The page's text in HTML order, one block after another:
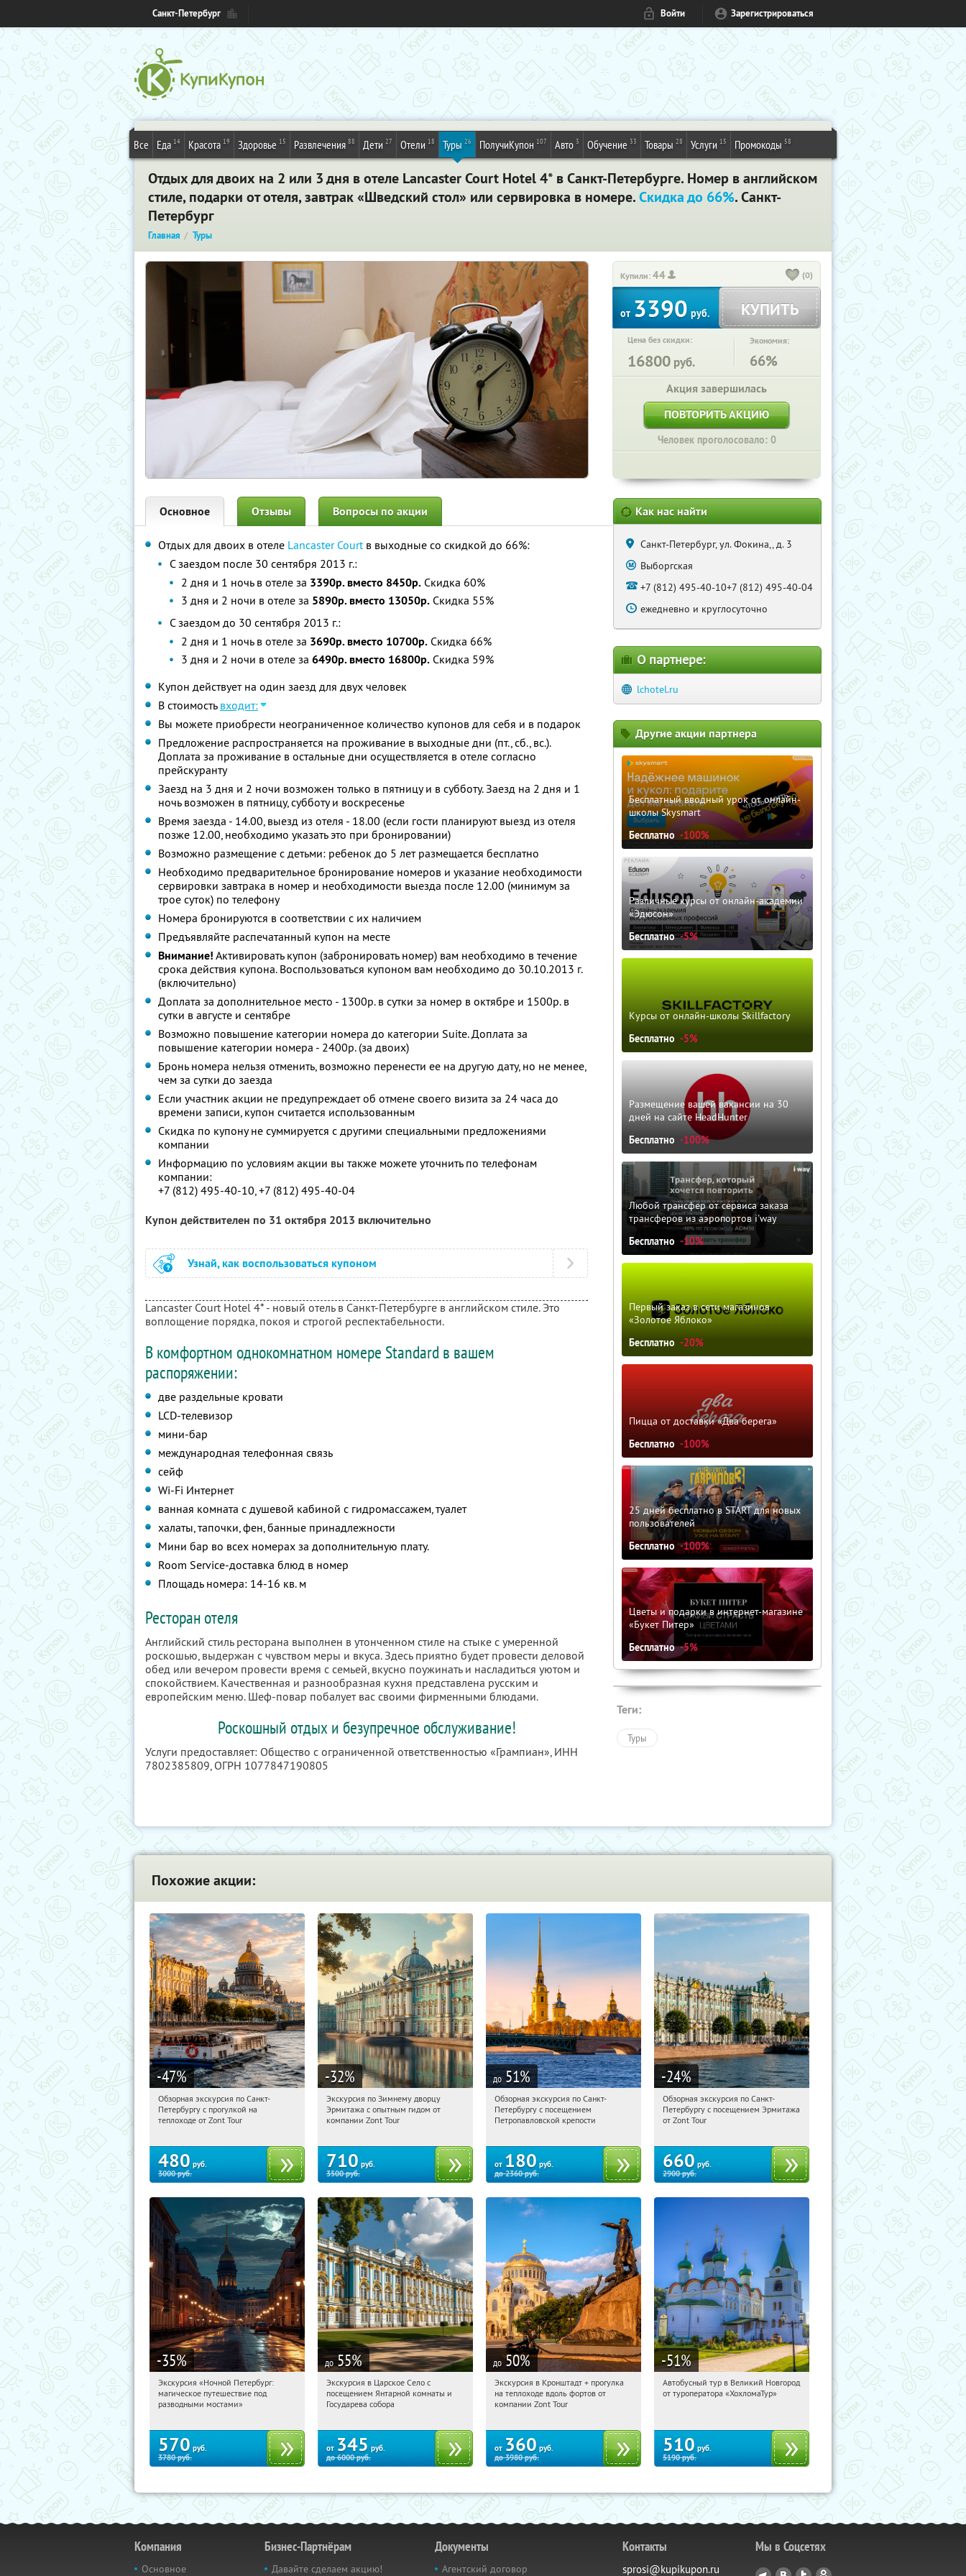
Санкт-Петербург Войти Зарегистрироваться
Все Еда 14 Красота 19 Здоровье 15 Развлечения 88 Дети 27 Отели 18 Туры 26 ПолучиКупон 107 Авто 3 Обучение 33 Товары 28 Услуги 15 Промокоды 58
Отдых для двоих на 2 или 3 дня в отеле Lancaster Court Hotel 4* в Санкт-Петербурге. Номер в английском
стиле, подарки от отеля, завтрак «Шведский стол» или сервировка в номере.Скидка до 66%. Санкт-
Петербург
Главная Туры
Купили:44 (0)
от 3390 руб. КУПИТЬ
Цена без скидки:
16800 руб.
Экономия:
66%
Акция завершилась
ПОВТОРИТЬ АКЦИЮ
Человек проголосовало: 0
Основное Отзывы Вопросы по акции
Отдых для двоих в отеле Lancaster Courtв выходные со скидкой до 66%:
С заездом после 30 сентября 2013 г.:
2 дня и 1 ночь в отеле за 3390р. вместо 8450р. Скидка 60%
3 дня и 2 ночи в отеле за 5890р. вместо 13050р. Скидка 55%
С заездом до 30 сентября 2013 г.:
2 дня и 1 ночь в отеле за 3690р. вместо 10700р. Скидка 66%
3 дня и 2 ночи в отеле за 6490р. вместо 16800р. Скидка 59%
Купон действует на один заезд для двух человек
В стоимость входит:
Вы можете приобрести неограниченное количество купонов для себя и в подарок
Предложение распространяется на проживание в выходные дни (пт., сб., вс.).
Доплата за проживание в остальные дни осуществляется в отеле согласно
прейскуранту
Заезд на 3 дня и 2 ночи возможен только в пятницу и в субботу. Заезд на 2 дня и 1
ночь возможен в пятницу, субботу и воскресенье
Время заезда - 14.00, выезд из отеля - 18.00 (если гости планируют выезд из отеля
позже 12.00, необходимо указать это при бронировании)
Возможно размещение с детьми: ребенок до 5 лет размещается бесплатно
Необходимо предварительное бронирование номеров и указание необходимости
сервировки завтрака в номер и необходимости выезда после 12.00 (минимум за
трое суток) по телефону
Номера бронируются в соответствии с их наличием
Предъявляйте распечатанный купон на месте
Внимание! Активировать купон (забронировать номер) вам необходимо в течение
срока действия купона. Воспользоваться купоном вам необходимо до 30.10.2013 г.
(включительно)
Доплата за дополнительное место - 1300р. в сутки за номер в октябре и 1500р. в
сутки в августе и сентябре
Возможно повышение категории номера до категории Suite. Доплата за
повышение категории номера - 2400р. (за двоих)
Бронь номера нельзя отменить, возможно перенести ее на другую дату, но не менее,
чем за сутки до заезда
Если участник акции не предупреждает об отмене своего визита за 24 часа до
времени записи, купон считается использованным
Скидка по купону не суммируется с другими специальными предложениями
компании
Информацию по условиям акции вы также можете уточнить по телефонам
компании:
+7 (812) 495-40-10, +7 (812) 495-40-04
Купон действителен по 31 октября 2013 включительно
Узнай, как воспользоваться купоном
Lancaster Court Hotel 4* - новый отель в Санкт-Петербурге в английском стиле. Это
воплощение порядка, покоя и строгой респектабельности.
В комфортном однокомнатном номере Standard в вашем
распоряжении:
две раздельные кровати
LCD-телевизор
мини-бар
международная телефонная связь
сейф
Wi-Fi Интернет
ванная комната с душевой кабиной с гидромассажем, туалет
халаты, тапочки, фен, банные принадлежности
Мини бар во всех номерах за дополнительную плату.
Room Service-доставка блюд в номер
Площадь номера: 14-16 кв. м
Ресторан отеля
Английский стиль ресторана выполнен в утонченном стиле на стыке с умеренной
роскошью, выдержан с чувством меры и вкуса. Здесь приятно будет провести деловой
обед или вечером провести время с семьей, вкусно поужинать и насладиться уютом и
спокойствием. Качественная и разнообразная кухня представлена русским и
европейским меню. Шеф-повар побалует вас своими фирменными блюдами.
Роскошный отдых и безупречное обслуживание!
Услуги предоставляет: Общество с ограниченной ответственностью «Грампиан», ИНН
7802385809, ОГРН 1077847190805
Как нас найти
Санкт-Петербург, ул. Фокина,, д. 3
Выборгская
+7 (812) 495-40-10+7 (812) 495-40-04
ежедневно и круглосуточно
О партнере:
lchotel.ru
Другие акции партнера
Бесплатный вводный урок от онлайн-
школы Skysmart
Бесплатно -100%
Различные курсы от онлайн-академии
«Эдюсон»
Бесплатно -5%
Курсы от онлайн-школы Skillfactory
Бесплатно -5%
Размещение вашей вакансии на 30
дней на сайте HeadHunter
Бесплатно -100%
Любой трансфер от сервиса заказа
трансферов из аэропортов i'way
Бесплатно -10%
Первый заказ в сети магазинов
«Золотое Яблоко»
Бесплатно -20%
Пицца от доставки «Два берега»
Бесплатно -100%
25 дней бесплатно в START для новых
пользователей
Бесплатно -100%
Цветы и подарки в интернет-магазине
«Букет Питер»
Бесплатно -5%
Теги:
Туры
Похожие акции:
-47%
11:16:45 Купили:
Площадь Восстания
Обзорная экскурсия по Санкт-
Петербургу с прогулкой на
теплоходе от Zont Tour
480 руб.
3000руб.
-32%
11:16:45
Купи первым!
Площадь Восстания
Экскурсия по Зимнему дворцу
Эрмитажа с опытным гидом от
компании Zont Tour
710 руб.
3500руб.
до 51%
11:16:45 Купили:
Площадь Восстания
Обзорная экскурсия по Санкт-
Петербургу с посещением
Петропавловской крепости
от 180 руб.
до2360руб.
-24%
11:16:45
Купи первым!
Площадь Восстания
Обзорная экскурсия по Санкт-
Петербургу с посещением Эрмитажа
от Zont Tour
660 руб.
2900руб.
-35%
11:16:45 Купили:
Площадь Восстания
Экскурсия «Ночной Петербург:
магическое путешествие под
разводными мостами»
570 руб.
3780руб.
до 55%
11:16:45 Купили:
Площадь Восстания
Экскурсия в Царское Село с
посещением Янтарной комнаты и
Государева собора
от 345 руб.
до6000руб.
до 50%
11:16:45 Купили:
Площадь Восстания
Экскурсия в Кронштадт + прогулка
на теплоходе вдоль фортов от
компании Zont Tour
от 360 руб.
до3980руб.
-51%
11:16:45 Купили:2
Автобусный тур в Великий Новгород
от туроператора «ХохломаТур»
510 руб.
5190руб.
Компания
Основное
Бизнес-Партнёрам
Давайте сделаем акцию!
Документы
Агентский договор
Контакты
sprosi@kupikupon.ru
Мы в Соцсетях